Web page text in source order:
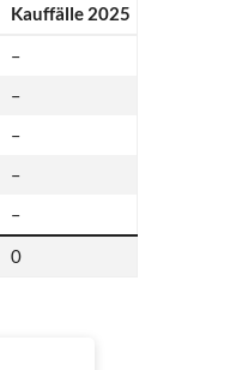
Kauffälle 2025
–
–
–
–
–
0